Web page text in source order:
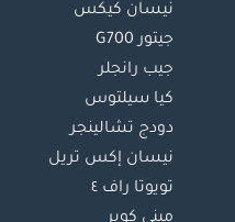
نيسان كيكس
جيتور G700
جيب رانجلر
كيا سيلتوس
دودج تشالينجر
نيسان إكس تريل
تويوتا راف ٤